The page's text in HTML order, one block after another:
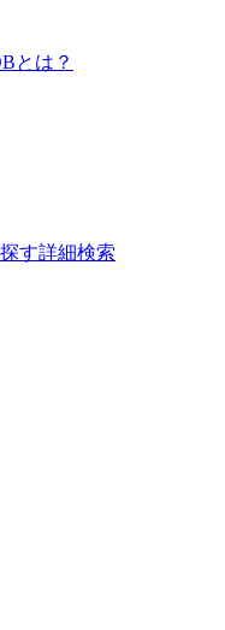
とは？
す詳細検索